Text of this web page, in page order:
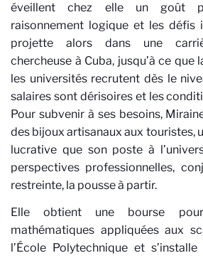
éveillent chez elle un goût
raisonnement logique et les défis
projette alors dans une
chercheuse à Cuba, jusqu’à ce que
les universités recrutent dès le
salaires sont dérisoires et les
Pour subvenir à ses besoins,
des bijoux artisanaux aux touristes,
lucrative que son poste à
perspectives professionnelles,
restreinte, la pousse à partir.
Elle obtient une bourse
mathématiques appliquées aux
l’École Polytechnique et